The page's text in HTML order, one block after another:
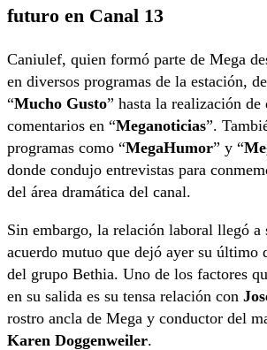
futuro en Canal 13
Caniulef, quien formó parte de Mega
en diversos programas de la estación,
“Mucho Gusto” hasta la realización de
comentarios en “Meganoticias”.
programas como “MegaHumor” y “
donde condujo entrevistas para
del área dramática del canal.
Sin embargo, la relación laboral llegó a
acuerdo mutuo que dejó ayer su último
del grupo Bethia. Uno de los factores
en su salida es su tensa relación con
rostro ancla de Mega y conductor del
Karen Doggenweiler.